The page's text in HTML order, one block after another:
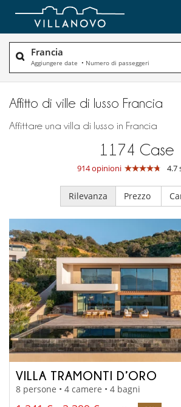
Francia
Aggiungere date • Numero di passeggeri
Affitto di ville di lusso Francia
Affittare una villa di lusso in Francia
1174 Case
914 opinioni 4.7
Rilevanza Prezzo
VILLA TRAMONTI D’ORO
8 persone • 4 camere • 4 bagni